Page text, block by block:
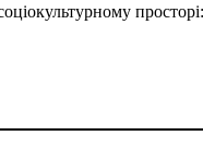
просторі: